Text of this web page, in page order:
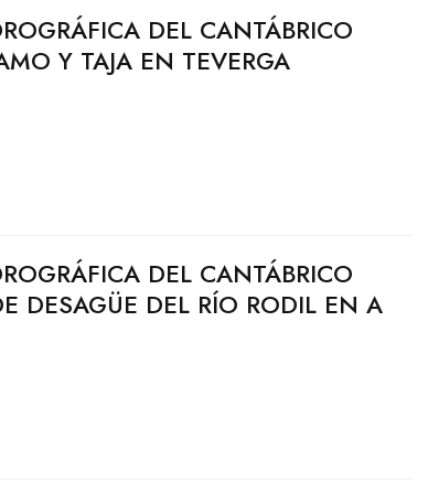
DEL CANTÁBRICO
Y TAJA EN TEVERGA
DEL CANTÁBRICO
DESAGÜE DEL RÍO RODIL EN A